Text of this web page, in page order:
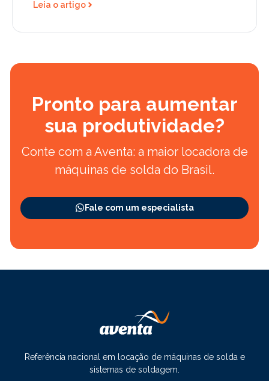
Leia o artigo
Pronto para aumentar
sua produtividade?
Conte com a Aventa: a maior locadora de
máquinas de solda do Brasil.
Fale com um especialista
Referência nacional em locação de máquinas de solda e
sistemas de soldagem.